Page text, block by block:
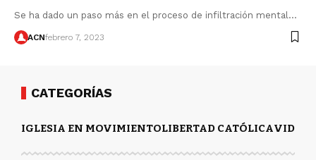
Se ha dado un paso más en el proceso de infiltración mental…
ACNfebrero 7, 2023
CATEGORÍAS
IGLESIA EN MOVIMIENTOLIBERTAD CATÓLICAVIDA